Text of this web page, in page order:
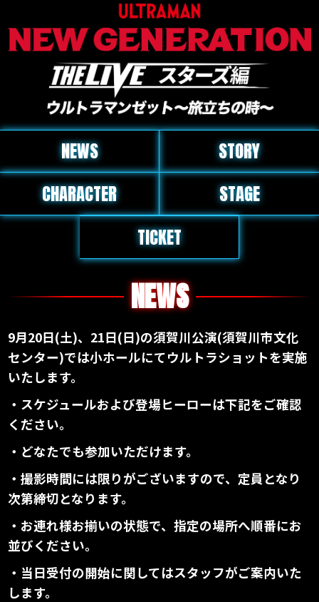
NEWS
STORY
CHARACTER
STAGE
TICKET
NEWS
9月20日(土)、21日(日)の須賀川公演(須賀川市文化
センター)では小ホールにてウルトラショットを実施
いたします。
・スケジュールおよび登場ヒーローは下記をご確認
ください。
・どなたでも参加いただけます。
・撮影時間には限りがございますので、定員となり
次第締切となります。
・お連れ様お揃いの状態で、指定の場所へ順番にお
並びください。
・当日受付の開始に関してはスタッフがご案内いた
します。